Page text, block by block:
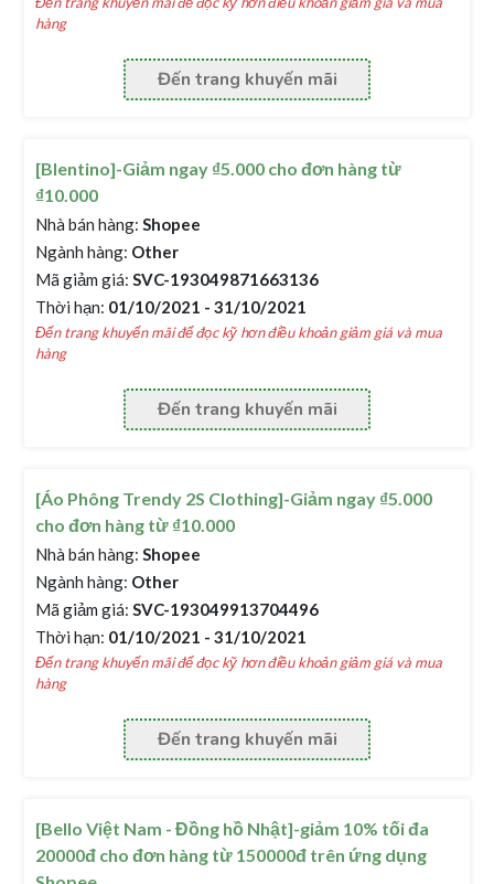
hàng
Đến trang khuyến mãi
[Blentino]-Giảm ngay ₫5.000 cho đơn hàng từ
₫10.000
Nhà bán hàng: Shopee
Ngành hàng: Other
Mã giảm giá: SVC-193049871663136
Thời hạn: 01/10/2021 - 31/10/2021
Đến trang khuyến mãi để đọc kỹ hơn điều khoản giảm giá và mua
hàng
Đến trang khuyến mãi
[Áo Phông Trendy 2S Clothing]-Giảm ngay ₫5.000
cho đơn hàng từ ₫10.000
Nhà bán hàng: Shopee
Ngành hàng: Other
Mã giảm giá: SVC-193049913704496
Thời hạn: 01/10/2021 - 31/10/2021
Đến trang khuyến mãi để đọc kỹ hơn điều khoản giảm giá và mua
hàng
Đến trang khuyến mãi
[Bello Việt Nam - Đồng hồ Nhật]-giảm 10% tối đa
20000đ cho đơn hàng từ 150000đ trên ứng dụng